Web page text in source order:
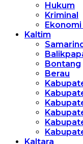
Hukum
Kriminal
Kaltim
Bontang
Berau
Kaltara